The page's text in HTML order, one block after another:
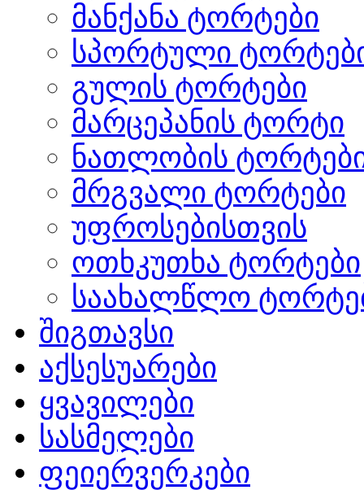
მანქანა ტორტები
სპორტული
გულის ტორტები
მარცეპანის ტორტი
ნათლობის
მრგვალი ტორტები
უფროსებისთვის
ოთხკუთხა ტორტები
საახალწლო
შიგთავსი
აქსესუარები
ყვავილები
სასმელები
ფეიერვერკები